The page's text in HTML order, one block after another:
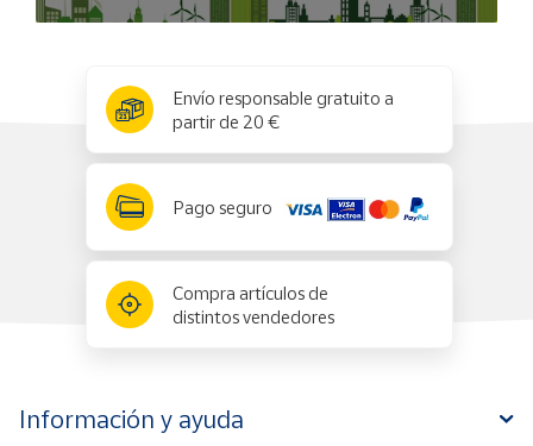
Envío responsable gratuito a
partir de 20 €
Pago seguro
Compra artículos de
distintos vendedores
Información y ayuda